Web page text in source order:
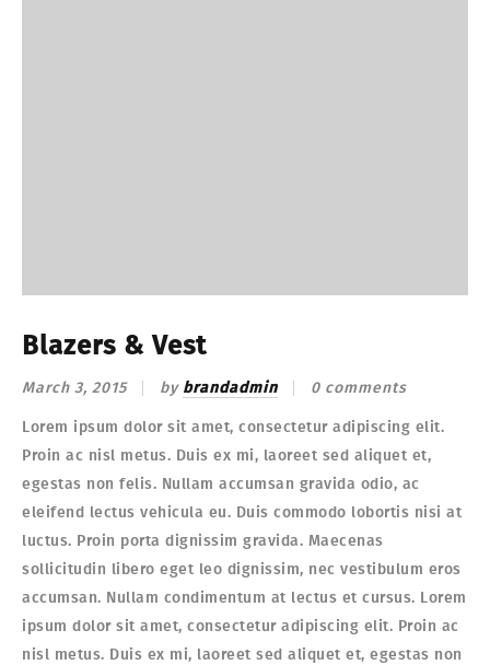
Blazers & Vest
March 3, 2015 by brandadmin 0 comments
Lorem ipsum dolor sit amet, consectetur adipiscing elit.
Proin ac nisl metus. Duis ex mi, laoreet sed aliquet et,
egestas non felis. Nullam accumsan gravida odio, ac
eleifend lectus vehicula eu. Duis commodo lobortis nisi at
luctus. Proin porta dignissim gravida. Maecenas
sollicitudin libero eget leo dignissim, nec vestibulum eros
accumsan. Nullam condimentum at lectus et cursus. Lorem
ipsum dolor sit amet, consectetur adipiscing elit. Proin ac
nisl metus. Duis ex mi, laoreet sed aliquet et, egestas non